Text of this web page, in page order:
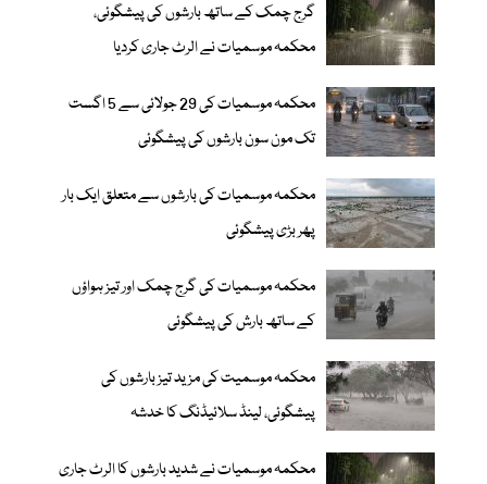
گرج چمک کے ساتھ بارشوں کی پیشگوئی،
محکمہ موسمیات نے الرٹ جاری کردیا
محکمہ موسمیات کی 29 جولائی سے 5 اگست
تک مون سون بارشوں کی پیشگوئی
محکمہ موسمیات کی بارشوں سے متعلق ایک بار
پھر بڑی پیشگوئی
محکمہ موسمیات کی گرج چمک اور تیز ہواؤں
کے ساتھ بارش کی پیشگوئی
محکمہ موسمیت کی مزید تیز بارشوں کی
پیشگوئی، لینڈ سلائیڈنگ کا خدشہ
محکمہ موسمیات نے شدید بارشوں کا الرٹ جاری